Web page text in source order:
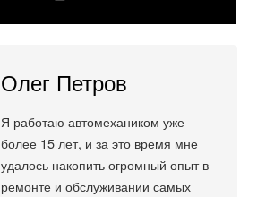
Олег Петров
Я работаю автомехаником уже
более 15 лет, и за это время мне
удалось накопить огромный опыт в
ремонте и обслуживании самых